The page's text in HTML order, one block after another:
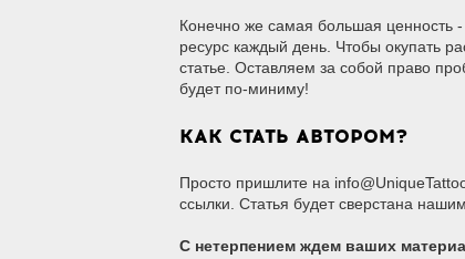
Конечно же самая большая ценность
ресурс каждый день. Чтобы окупать
статье. Оставляем за собой право
будет по-миниму!
КАК СТАТЬ АВТОРОМ?
Просто пришлите на
ссылки. Статья будет сверстана
С нетерпением ждем ваших